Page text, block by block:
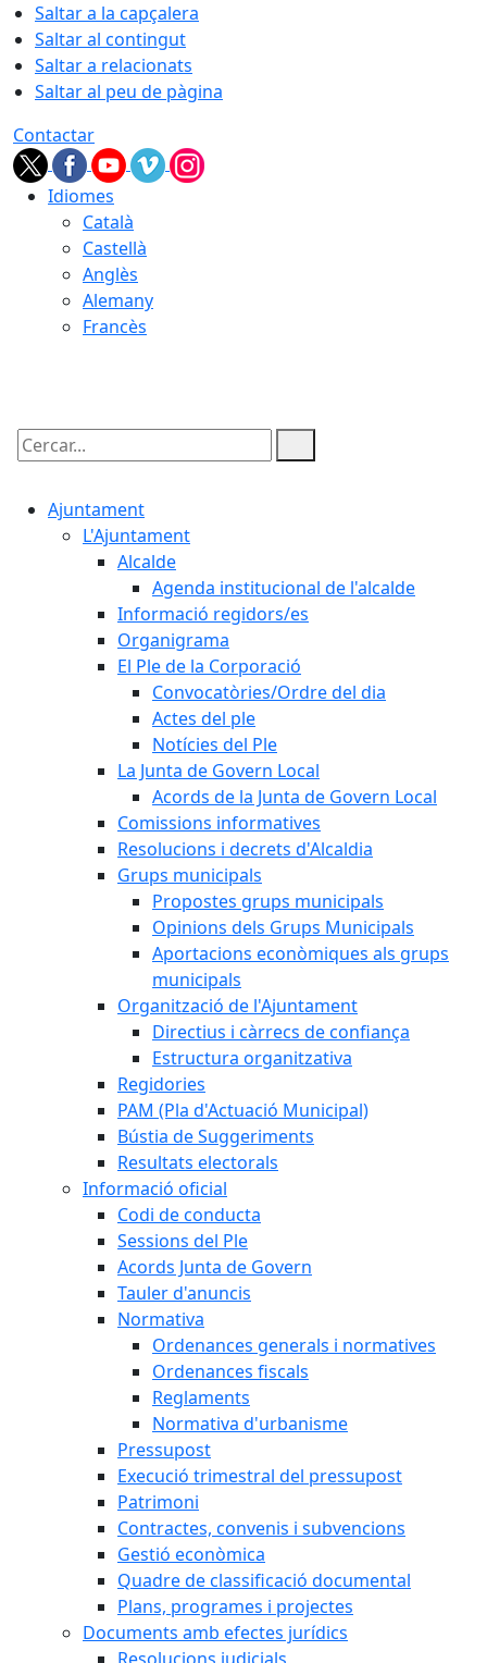
Saltar a la capçalera
Saltar al contingut
Saltar a relacionats
Saltar al peu de pàgina
Contactar
Idiomes
Català
Castellà
Anglès
Alemany
Francès
Cercar:
Ajuntament
L'Ajuntament
Alcalde
Agenda institucional de l'alcalde
Informació regidors/es
Organigrama
El Ple de la Corporació
Convocatòries/Ordre del dia
Actes del ple
Notícies del Ple
La Junta de Govern Local
Acords de la Junta de Govern Local
Comissions informatives
Resolucions i decrets d'Alcaldia
Grups municipals
Propostes grups municipals
Opinions dels Grups Municipals
Aportacions econòmiques als grups
municipals
Organització de l'Ajuntament
Directius i càrrecs de confiança
Estructura organitzativa
Regidories
PAM (Pla d'Actuació Municipal)
Bústia de Suggeriments
Resultats electorals
Informació oficial
Codi de conducta
Sessions del Ple
Acords Junta de Govern
Tauler d'anuncis
Normativa
Ordenances generals i normatives
Ordenances fiscals
Reglaments
Normativa d'urbanisme
Pressupost
Execució trimestral del pressupost
Patrimoni
Contractes, convenis i subvencions
Gestió econòmica
Quadre de classificació documental
Plans, programes i projectes
Documents amb efectes jurídics